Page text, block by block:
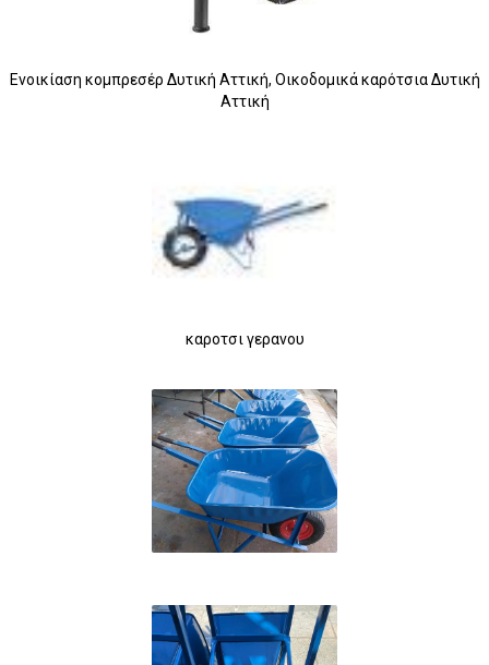
Ενοικίαση κομπρεσέρ Δυτική Αττική, Οικοδομικά καρότσια Δυτική
Αττική
καροτσι γερανου